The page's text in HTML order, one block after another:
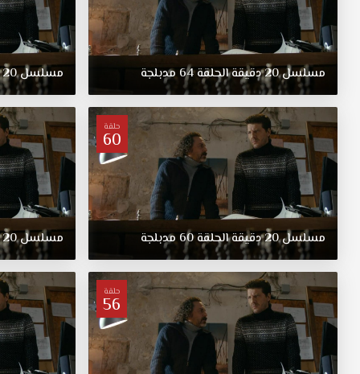
مسلسل20دقيقةالحلقة64 مدبلجة مسلسل20
حلقة
60
مسلسل20دقيقةالحلقة60 مدبلجة مسلسل20
حلقة
56